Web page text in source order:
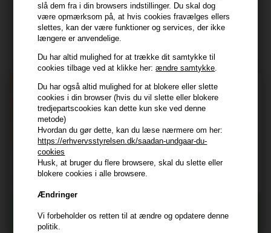
slå dem fra i din browsers indstillinger. Du skal dog
være opmærksom på, at hvis cookies fravælges ellers
slettes, kan der være funktioner og services, der ikke
længere er anvendelige.
Du har altid mulighed for at trække dit samtykke til
cookies tilbage ved at klikke her:ændre samtykke
Du har også altid mulighed for at blokere eller slette
cookies i din browser (hvis du vil slette eller blokere
tredjepartscookies kan dette kun ske ved denne
metode)
Hvordan du gør dette, kan du læse nærmere om her:
https://erhvervsstyrelsen.dk/saadan-undgaar-du-
cookies
Husk, at bruger du flere browsere, skal du slette eller
blokere cookies i alle browsere.
Ændringer
Vi forbeholder os retten til at ændre og opdatere denne
politik.
Modtag tilbud mm
Tilmeld dig nyhedsbrev - du kan altid afmelde det igen.
TILMELD
ConsentJeg accepterer vilkår og betingelser.
Læs mere her
Vi sender samme hverdag ved bestilling inden kl 14:45
Tilmeld dig nyhedsbrevet